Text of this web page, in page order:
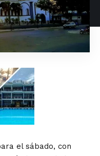
el sábado, con